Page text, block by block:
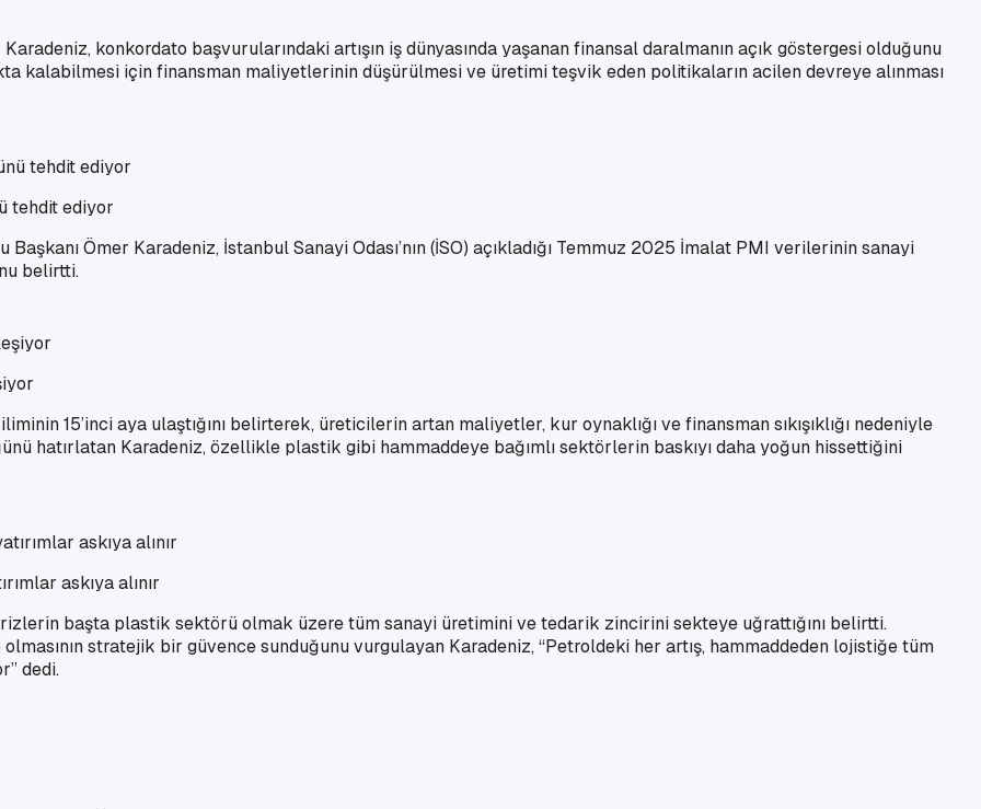
konkordato başvurularındaki artışın iş dünyasında yaşanan finansal daralmanın açık göstergesi olduğunu
kalabilmesi için finansman maliyetlerinin düşürülmesi ve üretimi teşvik eden politikaların acilen devreye alınması
tehdit ediyor
Ömer Karadeniz, İstanbul Sanayi Odası’nın (İSO) açıkladığı Temmuz 2025 İmalat PMI verilerinin sanayi
belirtti.
15’inci aya ulaştığını belirterek, üreticilerin artan maliyetler, kur oynaklığı ve finansman sıkışıklığı nedeniyle
hatırlatan Karadeniz, özellikle plastik gibi hammaddeye bağımlı sektörlerin baskıyı daha yoğun hissettiğini
askıya alınır
başta plastik sektörü olmak üzere tüm sanayi üretimini ve tedarik zincirini sekteye uğrattığını belirtti.
stratejik bir güvence sunduğunu vurgulayan Karadeniz, “Petroldeki her artış, hammaddeden lojistiğe tüm
dedi.